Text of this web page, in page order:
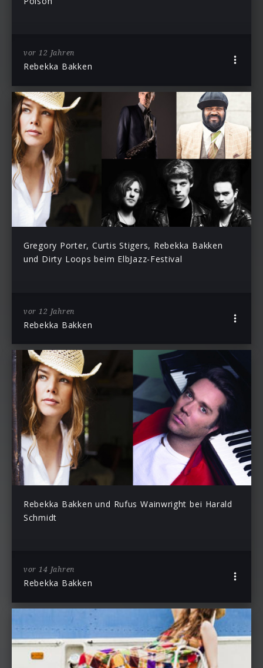
vor 12 Jahren
Rebekka Bakken
Gregory Porter, Curtis Stigers, Rebekka Bakken
und Dirty Loops beim ElbJazz-Festival
vor 12 Jahren
Rebekka Bakken
Rebekka Bakken und Rufus Wainwright bei Harald
Schmidt
vor 14 Jahren
Rebekka Bakken